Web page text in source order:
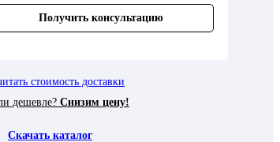
Получить консультацию
стоимость доставки
дешевле? Снизим цену!
Скачать каталог